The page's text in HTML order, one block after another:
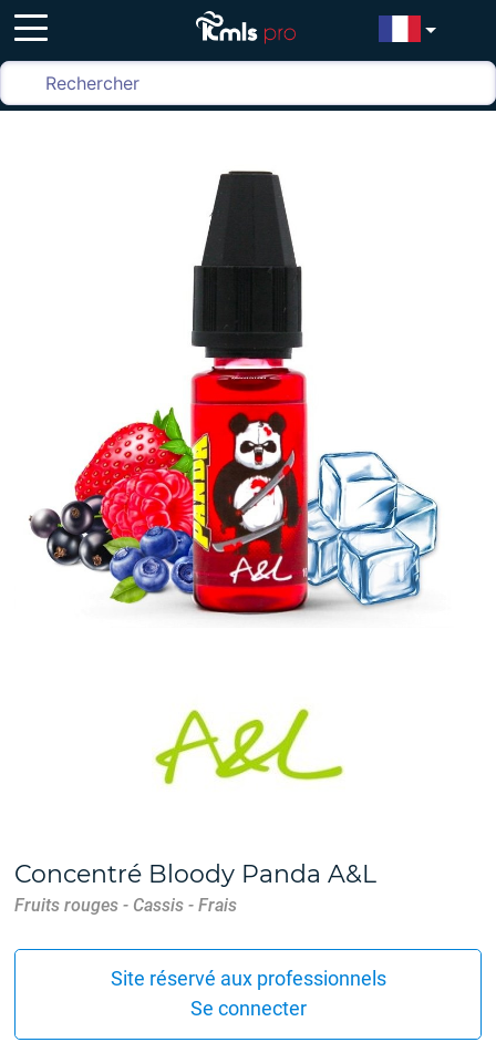
Concentré Bloody Panda A&L
Fruits rouges - Cassis - Frais
Site réservé aux professionnels
Se connecter